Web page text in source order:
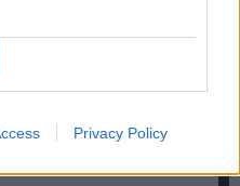
Privacy Policy